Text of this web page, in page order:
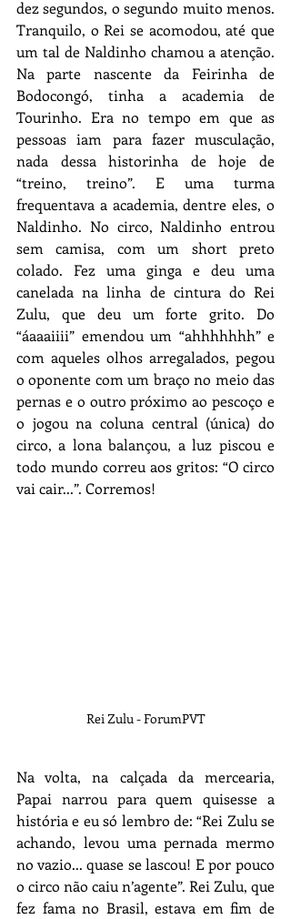
dez segundos, o segundo muito menos.
Tranquilo, o Rei se acomodou, até que
um tal de Naldinho chamou a atenção.
Na parte nascente da Feirinha de
Bodocongó, tinha a academia de
Tourinho. Era no tempo em que as
pessoas iam para fazer musculação,
nada dessa historinha de hoje de
“treino, treino”. E uma turma
frequentava a academia, dentre eles, o
Naldinho. No circo, Naldinho entrou
sem camisa, com um short preto
colado. Fez uma ginga e deu uma
canelada na linha de cintura do Rei
Zulu, que deu um forte grito. Do
“áaaaiiii” emendou um “ahhhhhhh” e
com aqueles olhos arregalados, pegou
o oponente com um braço no meio das
pernas e o outro próximo ao pescoço e
o jogou na coluna central (única) do
circo, a lona balançou, a luz piscou e
todo mundo correu aos gritos: “O circo
vai cair...”. Corremos!
Rei Zulu - ForumPVT
Na volta, na calçada da mercearia,
Papai narrou para quem quisesse a
história e eu só lembro de: “Rei Zulu se
achando, levou uma pernada mermo
no vazio... quase se lascou! E por pouco
o circo não caiu n’agente”. Rei Zulu, que
fez fama no Brasil, estava em fim de